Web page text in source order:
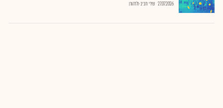
27.07.2026 שירי חביב-ולדהורן